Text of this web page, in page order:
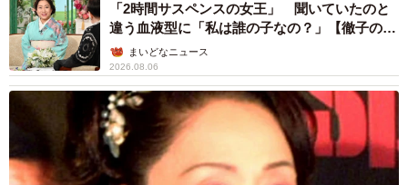
「2時間サスペンスの女王」 聞いていたのと
違う血液型に「私は誰の子なの？」【徹子の部
屋】まいどなニュース
2026.08.06